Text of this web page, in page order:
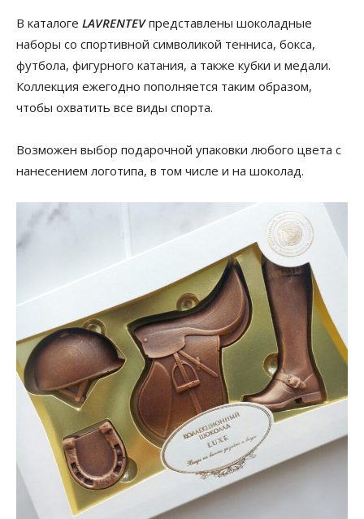
В каталоге LAVRENTEVпредставлены шоколадные
наборы со спортивной символикой тенниса, бокса,
футбола, фигурного катания, а также кубки и медали.
Коллекция ежегодно пополняется таким образом,
чтобы охватить все виды спорта.
Возможен выбор подарочной упаковки любого цвета с
нанесением логотипа, в том числе и на шоколад.